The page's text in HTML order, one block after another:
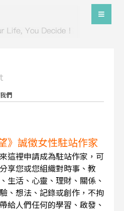
們
》誠徵女性駐站作家
這裡申請成為駐站作家，可
享您或您組織對時事、教
生活、心靈、理財、關係、
、想法、記錄或創作，不拘
給人們任何的學習、啟發、